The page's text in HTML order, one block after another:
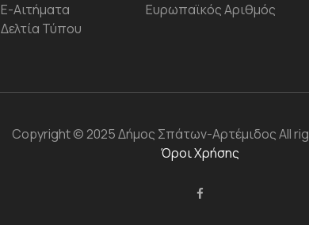
Ε-Αιτήματα
Δελτία Τύπου
Ευρωπαϊκός Αριθμός
Copyright© 2025 Δήμος Σπάτων-ΑρτέμιδοςAll
Όροι Χρήσης